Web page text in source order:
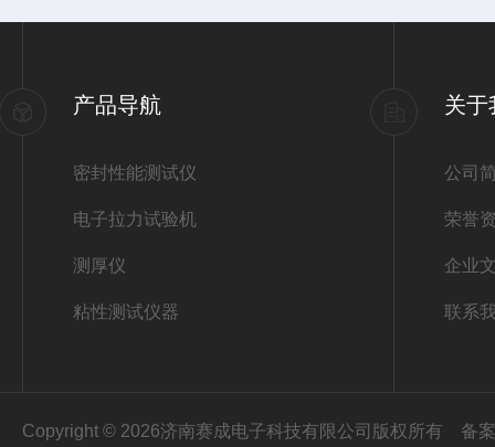
产品导航
密封性能测试仪
电子拉力试验机
测厚仪
粘性测试仪器
关于
公司
荣誉
企业
联系
Copyright © 2026济南赛成电子科技有限公司版权所有 备